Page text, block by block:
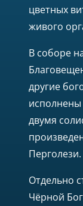
цветных
живого
В соборе
другие
исполнены
двумя
Перголези.
Отдельно
Чёрной